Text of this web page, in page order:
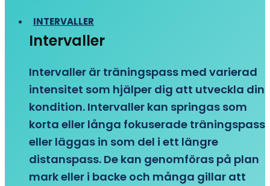
INTERVALLER
Intervaller
Intervaller är träningspass med varierad
intensitet som hjälper dig att utveckla din
kondition. Intervaller kan springas som
korta eller långa fokuserade träningspass
eller läggas in som del i ett längre
distanspass. De kan genomföras på plan
mark eller i backe och många gillar att